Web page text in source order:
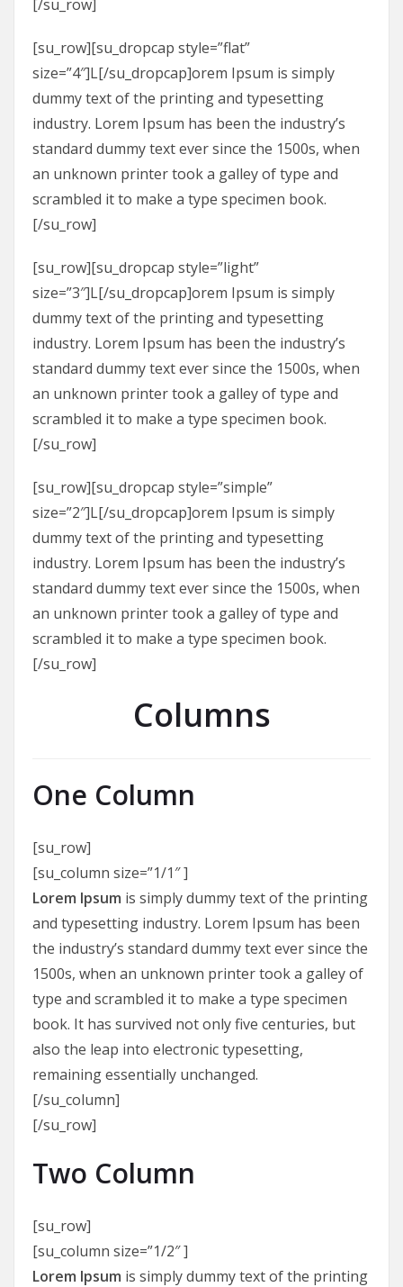
[/su_row]
[su_row][su_dropcap style=”flat”
size=”4″]L[/su_dropcap]orem Ipsum is simply
dummy text of the printing and typesetting
industry. Lorem Ipsum has been the industry’s
standard dummy text ever since the 1500s, when
an unknown printer took a galley of type and
scrambled it to make a type specimen book.
[/su_row]
[su_row][su_dropcap style=”light”
size=”3″]L[/su_dropcap]orem Ipsum is simply
dummy text of the printing and typesetting
industry. Lorem Ipsum has been the industry’s
standard dummy text ever since the 1500s, when
an unknown printer took a galley of type and
scrambled it to make a type specimen book.
[/su_row]
[su_row][su_dropcap style=”simple”
size=”2″]L[/su_dropcap]orem Ipsum is simply
dummy text of the printing and typesetting
industry. Lorem Ipsum has been the industry’s
standard dummy text ever since the 1500s, when
an unknown printer took a galley of type and
scrambled it to make a type specimen book.
[/su_row]
Columns
One Column
[su_row]
[su_column size=”1/1″ ]
Lorem Ipsum is simply dummy text of the printing
and typesetting industry. Lorem Ipsum has been
the industry’s standard dummy text ever since the
1500s, when an unknown printer took a galley of
type and scrambled it to make a type specimen
book. It has survived not only five centuries, but
also the leap into electronic typesetting,
remaining essentially unchanged.
[/su_column]
[/su_row]
Two Column
[su_row]
[su_column size=”1/2″ ]
Lorem Ipsum is simply dummy text of the printing